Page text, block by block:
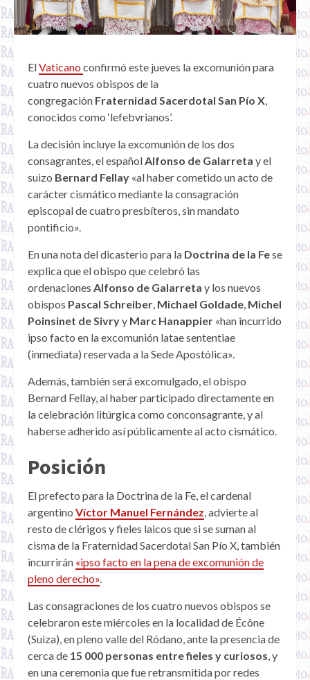
ElVaticano confirmó este jueves la excomunión para
cuatro nuevos obispos de la
congregación Fraternidad Sacerdotal San Pío X,
conocidos como ‘lefebvrianos’.
La decisión incluye la excomunión de los dos
consagrantes, el españolAlfonso de Galarreta y el
suizo Bernard Fellay «al haber cometido un acto de
carácter cismático mediante la consagración
episcopal de cuatro presbíteros, sin mandato
pontificio».
En una nota del dicasterio para la Doctrina de la Fese
explica que el obispo que celebró las
ordenaciones Alfonso de Galarreta y los nuevos
obispos Pascal Schreiber, Michael Goldade, Michel
Poinsinet de Sivryy Marc Hanappier «han incurrido
ipso facto en la excomunión latae sententiae
(inmediata) reservada a la Sede Apostólica».
Además, también será excomulgado, el obispo
Bernard Fellay, al haber participado directamente en
la celebración litúrgica como conconsagrante, y al
haberse adherido así públicamente al acto cismático.
Posición
El prefecto para la Doctrina de la Fe, el cardenal
argentino Víctor Manuel Fernández, advierte al
resto de clérigos y fieles laicos que si se suman al
cisma de la Fraternidad Sacerdotal San Pío X, también
incurrirán «ipso facto en la pena de excomunión de
pleno derecho».
Las consagraciones de los cuatro nuevos obispos se
celebraron este miércoles en la localidad de Écône
(Suiza), en pleno valle del Ródano, ante la presencia de
cerca de 15 000 personas entre fieles y curiosos, y
en una ceremonia que fue retransmitida por redes